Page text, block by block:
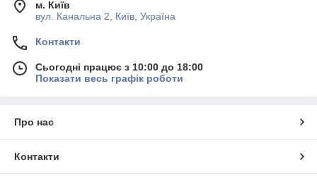
м. Київ
вул. Канальна 2, Київ, Україна
Контакти
Сьогодні працює з 10:00 до 18:00
Показати весь графік роботи
Про нас
Контакти